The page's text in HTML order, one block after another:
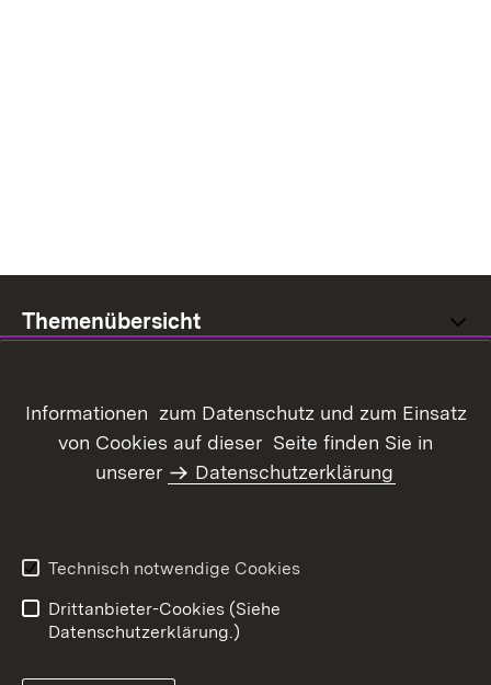
Themenübersicht
Benutzungshinweise
Informationen zum Datenschutz und zum Einsatz
von Cookies auf dieser Seite finden Sie in
unserer
Datenschutzerklärung
Technisch notwendige Cookies
Drittanbieter-Cookies (Siehe
Datenschutzerklärung.)